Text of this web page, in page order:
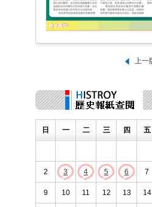
日 一 二 三 四 五
2 3 4 5 6 7
9 10 11 12 13 14